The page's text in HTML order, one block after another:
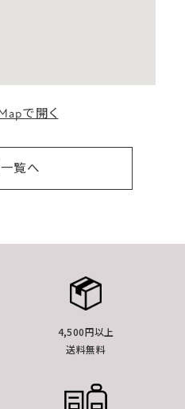
で開く
覧へ
4,500円以上
送料無料